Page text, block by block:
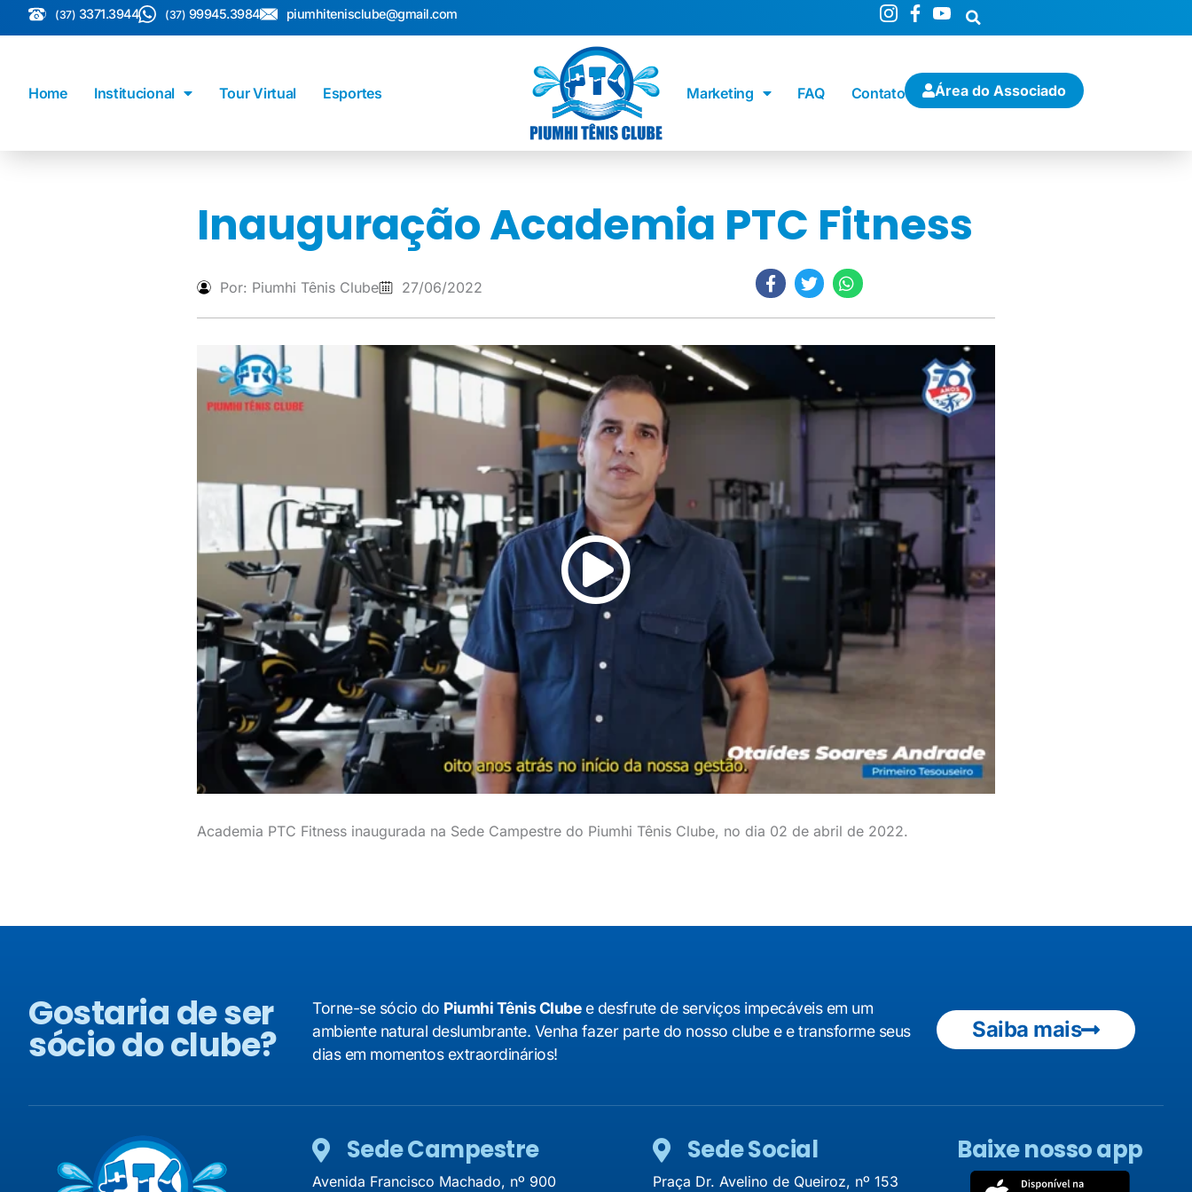
(37) 3371.3944 (37) 99945.3984 piumhitenisclube@gmail.com
Home Institucional Tour Virtual Esportes Marketing FAQ Contato Área do Associado
Inauguração Academia PTC Fitness
Por: Piumhi Tênis Clube 27/06/2022
Academia PTC Fitness inaugurada na Sede Campestre do Piumhi Tênis Clube, no dia 02 de abril de 2022.
Gostaria de ser
sócio do clube?
Torne-se sócio do Piumhi Tênis Clubee desfrute de serviços impecáveis em um
ambiente natural deslumbrante. Venha fazer parte do nosso clube e e transforme seus
dias em momentos extraordinários!
Saiba mais
Sede Campestre
Avenida Francisco Machado, nº 900
Sede Social
Praça Dr. Avelino de Queiroz, nº 153
Baixe nosso app